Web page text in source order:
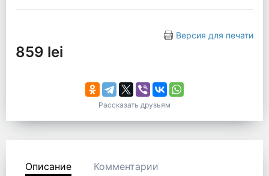
Версия для печати
859 lei
Рассказать друзьям
Описание Комментарии